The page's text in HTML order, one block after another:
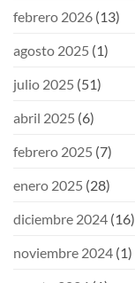
febrero 2026 (13)
agosto 2025 (1)
julio 2025 (51)
abril 2025 (6)
febrero 2025 (7)
enero 2025 (28)
diciembre 2024 (16)
noviembre 2024 (1)